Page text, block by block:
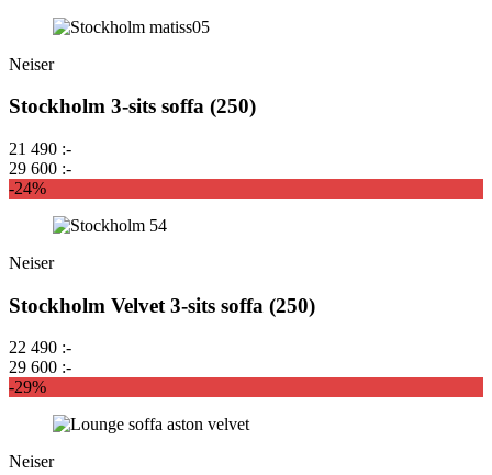
Neiser
Stockholm 3-sits soffa (250)
21 490 :-
29 600 :-
-24%
Neiser
Stockholm Velvet 3-sits soffa (250)
22 490 :-
29 600 :-
-29%
Neiser